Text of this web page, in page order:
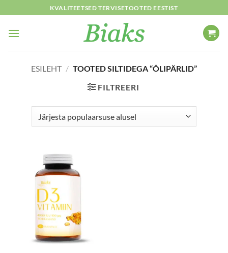
to
content
KVALITEETSED TERVISETOOTED EESTIST
ESILEHT / TOOTED SILTIDEGA “ÕLIPÄRLID”
FILTREERI